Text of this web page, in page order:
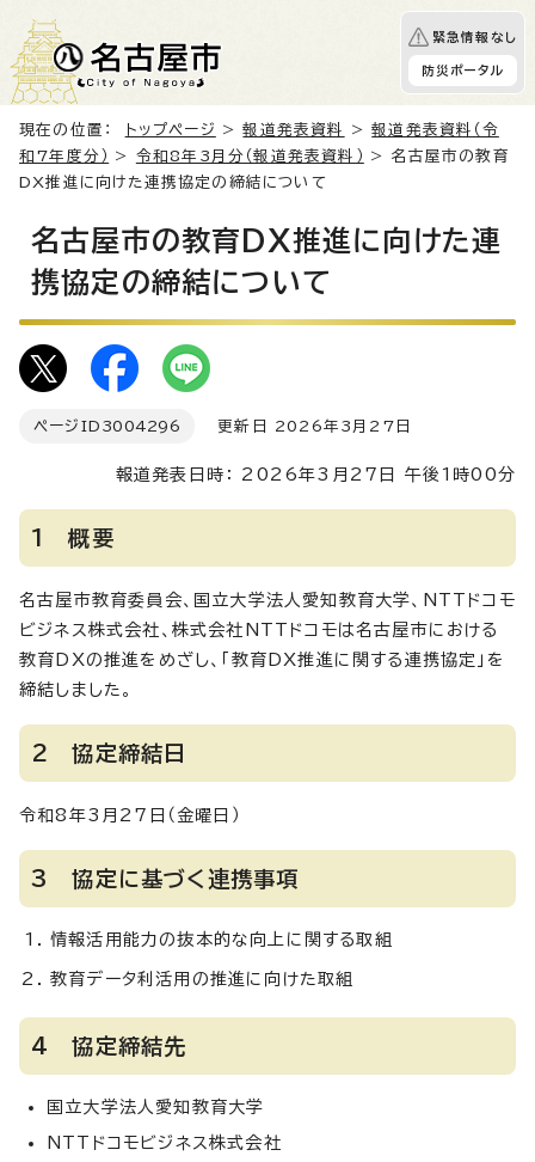
緊急情報なし
防災ポータル
現在の位置： トップページ >報道発表資料 >報道発表資料（令
和7年度分）
> 令和8年3月分（報道発表資料）
> 名古屋市の教育
DX推進に向けた連携協定の締結について
名古屋市の教育DX推進に向けた連
携協定の締結について
ページID 3004296 更新日 2026年3月27日
報道発表日時： 2026年3月27日 午後1時00分
1 概要
名古屋市教育委員会、国立大学法人愛知教育大学、NTTドコモ
ビジネス株式会社、株式会社NTTドコモは名古屋市における
教育DXの推進をめざし、「教育DX推進に関する連携協定」を
締結しました。
2 協定締結日
令和8年3月27日（金曜日）
3 協定に基づく連携事項
情報活用能力の抜本的な向上に関する取組
教育データ利活用の推進に向けた取組
4 協定締結先
国立大学法人愛知教育大学
NTTドコモビジネス株式会社